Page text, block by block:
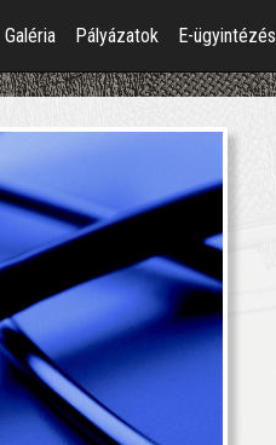
Galéria Pályázatok E-ügyintézés